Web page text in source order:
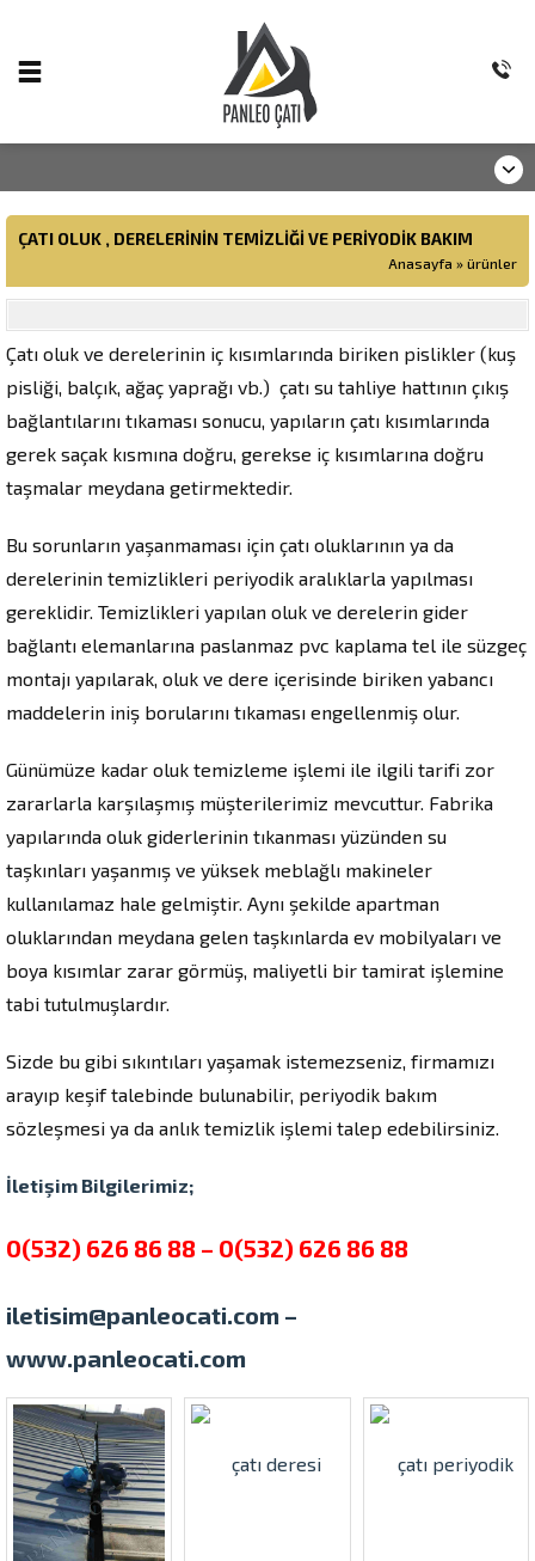
ÇATI OLUK , DERELERININ TEMIZLIĞI VE PERIYODIK BAKIM
Anasayfa » ürünler
Çatı oluk ve derelerinin iç kısımlarında biriken pislikler (kuş
pisliği, balçık, ağaç yaprağı vb.) çatı su tahliye hattının çıkış
bağlantılarını tıkaması sonucu, yapıların çatı kısımlarında
gerek saçak kısmına doğru, gerekse iç kısımlarına doğru
taşmalar meydana getirmektedir.
Bu sorunların yaşanmaması için çatı oluklarının ya da
derelerinin temizlikleri periyodik aralıklarla yapılması
gereklidir. Temizlikleri yapılan oluk ve derelerin gider
bağlantı elemanlarına paslanmaz pvc kaplama tel ile süzgeç
montajı yapılarak, oluk ve dere içerisinde biriken yabancı
maddelerin iniş borularını tıkaması engellenmiş olur.
Günümüze kadar oluk temizleme işlemi ile ilgili tarifi zor
zararlarla karşılaşmış müşterilerimiz mevcuttur. Fabrika
yapılarında oluk giderlerinin tıkanması yüzünden su
taşkınları yaşanmış ve yüksek meblağlı makineler
kullanılamaz hale gelmiştir. Aynı şekilde apartman
oluklarından meydana gelen taşkınlarda ev mobilyaları ve
boya kısımlar zarar görmüş, maliyetli bir tamirat işlemine
tabi tutulmuşlardır.
Sizde bu gibi sıkıntıları yaşamak istemezseniz, firmamızı
arayıp keşif talebinde bulunabilir, periyodik bakım
sözleşmesi ya da anlık temizlik işlemi talep edebilirsiniz.
İletişim Bilgilerimiz;
0(532) 626 86 88 – 0(532) 626 86 88
iletisim@panleocati.com –
www.panleocati.com